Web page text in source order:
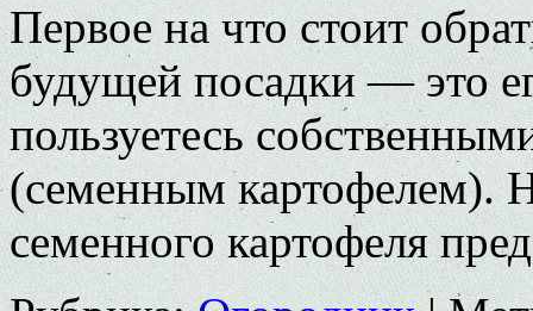
Первое на что стоит
будущей посадки — это
пользуетесь
(семенным картофелем).
семенного картофеля